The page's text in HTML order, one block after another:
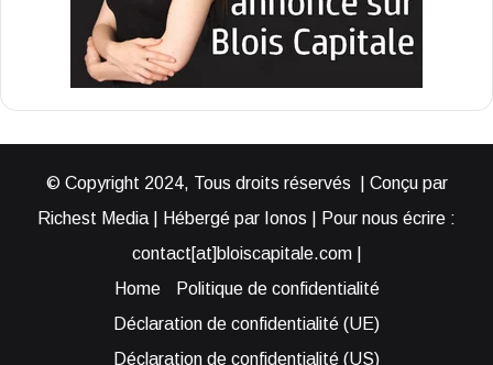
© Copyright 2024, Tous droits réservés | Conçu par
Richest Media | Hébergé par Ionos | Pour nous écrire :
contact[at]bloiscapitale.com |
Home
Politique de confidentialité
Déclaration de confidentialité (UE)
Déclaration de confidentialité (US)